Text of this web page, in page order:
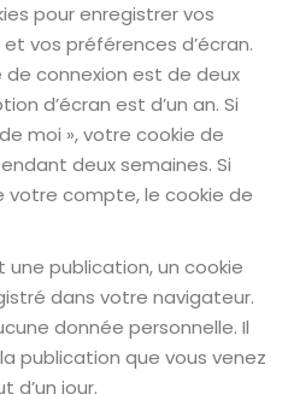
pour enregistrer vos
vos préférences d’écran.
de connexion est de deux
d’écran est d’un an. Si
moi », votre cookie de
deux semaines. Si
votre compte, le cookie de
publication, un cookie
dans votre navigateur.
donnée personnelle. Il
publication que vous venez
d’un jour.